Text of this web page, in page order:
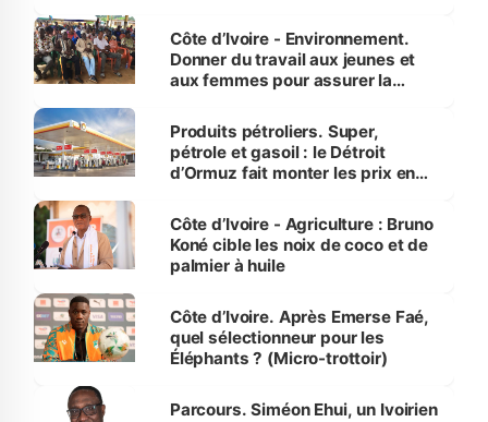
Côte d’Ivoire - Environnement.
Donner du travail aux jeunes et
aux femmes pour assurer la
menacées
Produits pétroliers. Super,
pétrole et gasoil : le Détroit
d’Ormuz fait monter les prix en
Côte d’Ivoire - Agriculture : Bruno
Koné cible les noix de coco et de
palmier à huile
Côte d’Ivoire. Après Emerse Faé,
quel sélectionneur pour les
Éléphants ? (Micro-trottoir)
Parcours. Siméon Ehui, un Ivoirien